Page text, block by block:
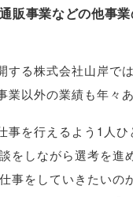
販事業などの他事
する株式会社山岸では
業以外の業績も年々
事を行えるよう1人
をしながら選考を進
事をしていきたいの